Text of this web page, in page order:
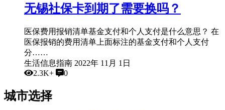
无锡社保卡到期了需要换吗？
医保费用报销清单基金支付和个人支付是什么意思？ 在
医保报销的费用清单上面标注的基金支付和个人支付
分……
生活信息指南 2022年 11月 1日
2.3K+
0
城市选择